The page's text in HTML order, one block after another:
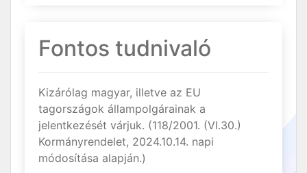
Fontos tudnivaló
Kizárólag magyar, illetve az EU
tagországok állampolgárainak a
jelentkezését várjuk. (118/2001. (VI.30.)
Kormányrendelet, 2024.10.14. napi
módosítása alapján.)